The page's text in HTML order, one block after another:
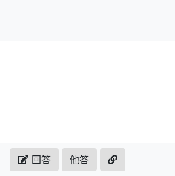
回答 他答